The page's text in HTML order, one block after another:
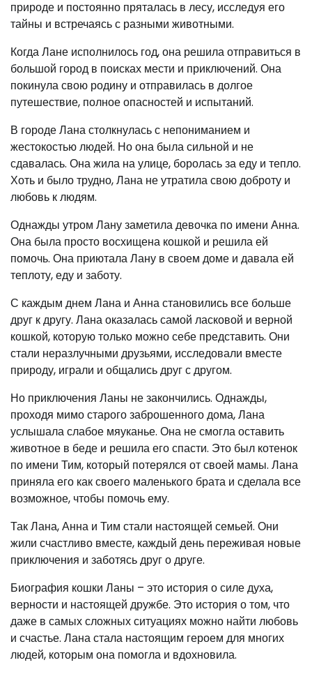
природе и постоянно пряталась в лесу, исследуя его
тайны и встречаясь с разными животными.
Когда Лане исполнилось год, она решила отправиться в
большой город в поисках мести и приключений. Она
покинула свою родину и отправилась в долгое
путешествие, полное опасностей и испытаний.
В городе Лана столкнулась с непониманием и
жестокостью людей. Но она была сильной и не
сдавалась. Она жила на улице, боролась за еду и тепло.
Хоть и было трудно, Лана не утратила свою доброту и
любовь к людям.
Однажды утром Лану заметила девочка по имени Анна.
Она была просто восхищена кошкой и решила ей
помочь. Она приютала Лану в своем доме и давала ей
теплоту, еду и заботу.
С каждым днем Лана и Анна становились все больше
друг к другу. Лана оказалась самой ласковой и верной
кошкой, которую только можно себе представить. Они
стали неразлучными друзьями, исследовали вместе
природу, играли и общались друг с другом.
Но приключения Ланы не закончились. Однажды,
проходя мимо старого заброшенного дома, Лана
услышала слабое мяуканье. Она не смогла оставить
животное в беде и решила его спасти. Это был котенок
по имени Тим, который потерялся от своей мамы. Лана
приняла его как своего маленького брата и сделала все
возможное, чтобы помочь ему.
Так Лана, Анна и Тим стали настоящей семьей. Они
жили счастливо вместе, каждый день переживая новые
приключения и заботясь друг о друге.
Биография кошки Ланы – это история о силе духа,
верности и настоящей дружбе. Это история о том, что
даже в самых сложных ситуациях можно найти любовь
и счастье. Лана стала настоящим героем для многих
людей, которым она помогла и вдохновила.